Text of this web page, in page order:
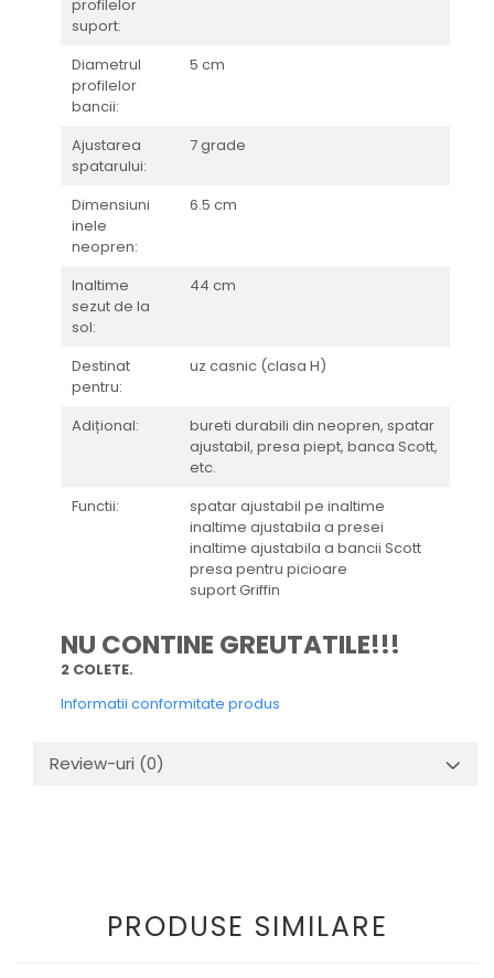
profilelor
suport:
Diametrul
profilelor
bancii:
5 cm
Ajustarea
spatarului:
7 grade
Dimensiuni
inele
neopren:
6.5 cm
Inaltime
sezut de la
sol:
44 cm
Destinat
pentru:
uz casnic (clasa H)
Adițional:
bureti durabili din neopren, spatar
ajustabil, presa piept, banca Scott,
etc.
Functii:
spatar ajustabil pe inaltime
inaltime ajustabila a presei
inaltime ajustabila a bancii Scott
presa pentru picioare
suport Griffin
NU CONTINE GREUTATILE!!!
2 COLETE.
Informatii conformitate produs
Review-uri (0)
PRODUSE SIMILARE